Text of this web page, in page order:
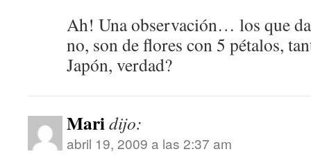
Ah! Una observación… los que
no, son de flores con 5 pétalos,
Japón, verdad?
Maridijo:
abril 19, 2009 a las 2:37 am